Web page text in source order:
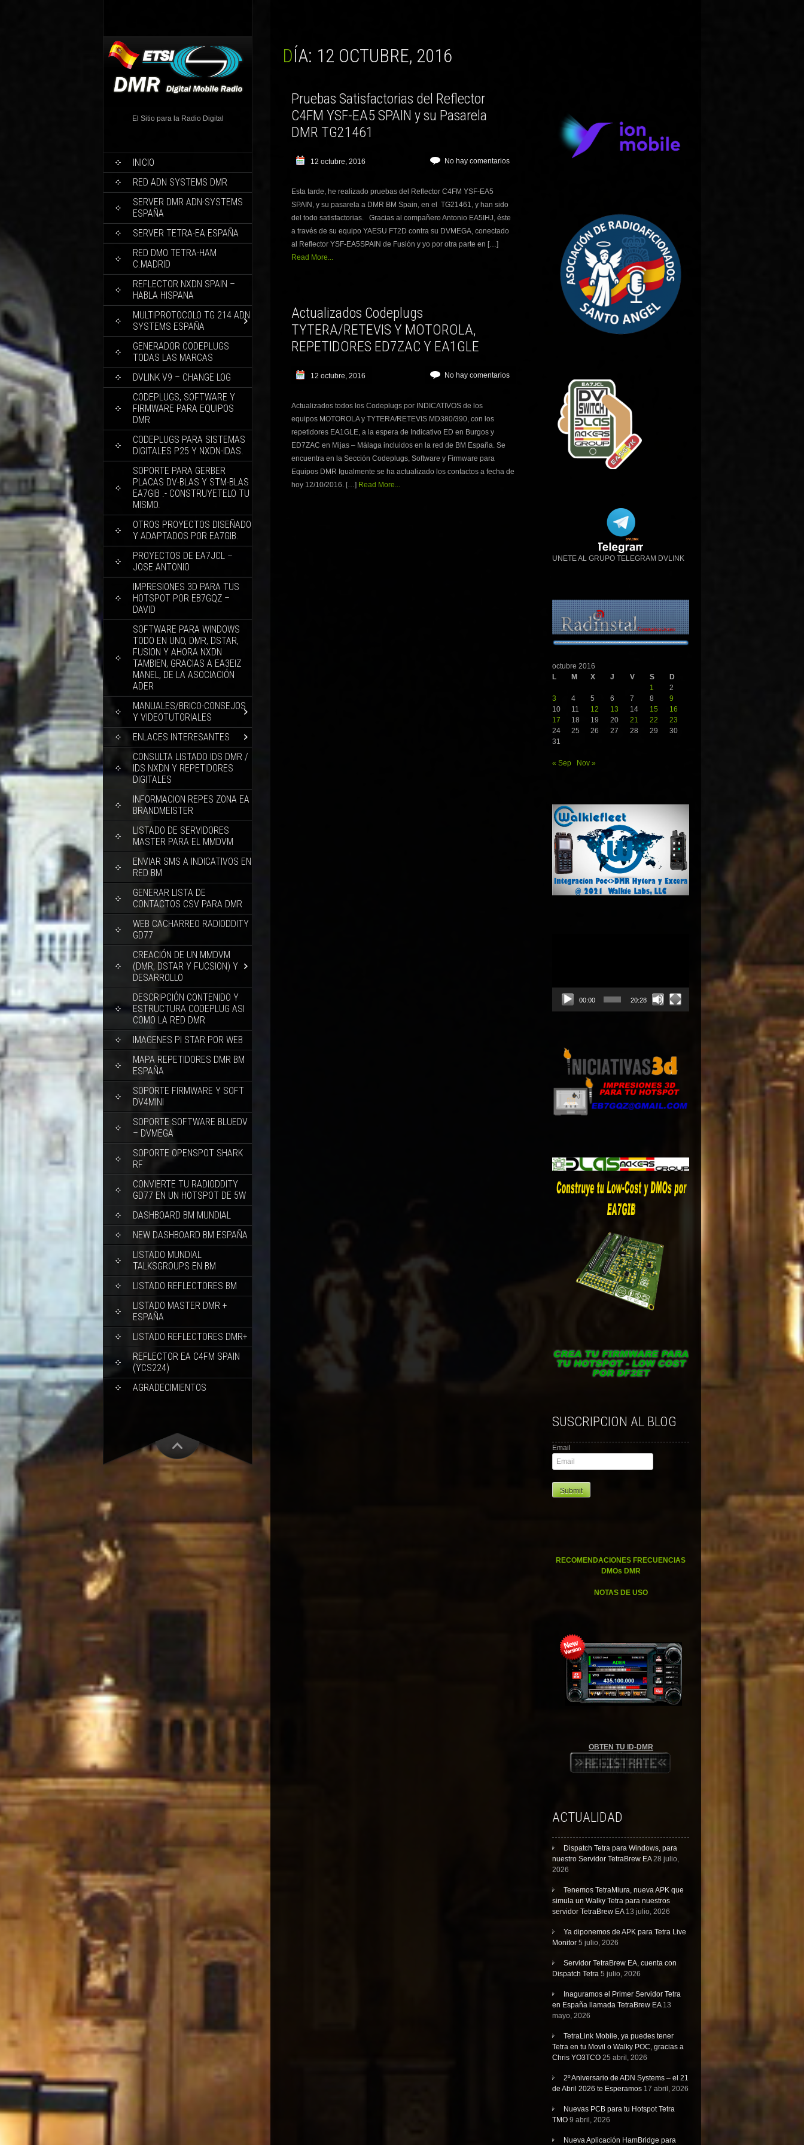
El Sitio para la Radio Digital
INICIO
RED ADN SYSTEMS DMR
SERVER DMR ADN-SYSTEMS
ESPAÑA
SERVER TETRA-EA ESPAÑA
RED DMO TETRA-HAM
C.MADRID
REFLECTOR NXDN SPAIN –
HABLA HISPANA
MULTIPROTOCOLO TG 214 ADN
SYSTEMS ESPAÑA
GENERADOR CODEPLUGS
TODAS LAS MARCAS
DVLINK V9 – CHANGE LOG
CODEPLUGS, SOFTWARE Y
FIRMWARE PARA EQUIPOS
DMR
CODEPLUGS PARA SISTEMAS
DIGITALES P25 Y NXDN-IDAS.
SOPORTE PARA GERBER
PLACAS DV-BLAS Y STM-BLAS
EA7GIB .- CONSTRUYETELO TU
MISMO.
OTROS PROYECTOS DISEÑADO
Y ADAPTADOS POR EA7GIB.
PROYECTOS DE EA7JCL –
JOSE ANTONIO
IMPRESIONES 3D PARA TUS
HOTSPOT POR EB7GQZ –
DAVID
SOFTWARE PARA WINDOWS
TODO EN UNO, DMR, DSTAR,
FUSION Y AHORA NXDN
TAMBIEN, GRACIAS A EA3EIZ
MANEL, DE LA ASOCIACIÓN
ADER
MANUALES/BRICO-CONSEJOS
Y VIDEOTUTORIALES
ENLACES INTERESANTES
CONSULTA LISTADO IDS DMR /
IDS NXDN Y REPETIDORES
DIGITALES
INFORMACION REPES ZONA EA
BRANDMEISTER
LISTADO DE SERVIDORES
MASTER PARA EL MMDVM
ENVIAR SMS A INDICATIVOS EN
RED BM
GENERAR LISTA DE
CONTACTOS CSV PARA DMR
WEB CACHARREO RADIODDITY
GD77
CREACIÓN DE UN MMDVM
(DMR, DSTAR Y FUCSION) Y
DESARROLLO
DESCRIPCIÓN CONTENIDO Y
ESTRUCTURA CODEPLUG ASI
COMO LA RED DMR
IMAGENES PI STAR POR WEB
MAPA REPETIDORES DMR BM
ESPAÑA
SOPORTE FIRMWARE Y SOFT
DV4MINI
SOPORTE SOFTWARE BLUEDV
– DVMEGA
SOPORTE OPENSPOT SHARK
RF
CONVIERTE TU RADIODDITY
GD77 EN UN HOTSPOT DE 5W
DASHBOARD BM MUNDIAL
NEW DASHBOARD BM ESPAÑA
LISTADO MUNDIAL
TALKSGROUPS EN BM
LISTADO REFLECTORES BM
LISTADO MASTER DMR +
ESPAÑA
LISTADO REFLECTORES DMR+
REFLECTOR EA C4FM SPAIN
(YCS224)
AGRADECIMIENTOS
DÍA: 12 OCTUBRE, 2016
Pruebas Satisfactorias del Reflector
C4FM YSF-EA5 SPAIN y su Pasarela
DMR TG21461
12 octubre, 2016 No hay comentarios
Esta tarde, he realizado pruebas del Reflector C4FM YSF-EA5
SPAIN, y su pasarela a DMR BM Spain, en el TG21461, y han sido
del todo satisfactorias. Gracias al compañero Antonio EA5IHJ, éste
a través de su equipo YAESU FT2D contra su DVMEGA, conectado
al Reflector YSF-EA5SPAIN de Fusión y yo por otra parte en […]
Read More...
Actualizados Codeplugs
TYTERA/RETEVIS Y MOTOROLA,
REPETIDORES ED7ZAC Y EA1GLE
12 octubre, 2016 No hay comentarios
Actualizados todos los Codeplugs por INDICATIVOS de los
equipos MOTOROLA y TYTERA/RETEVIS MD380/390, con los
repetidores EA1GLE, a la espera de Indicativo ED en Burgos y
ED7ZAC en Mijas – Málaga incluidos en la red de BM España. Se
encuentra en la Sección Codeplugs, Software y Firmware para
Equipos DMR Igualmente se ha actualizado los contactos a fecha de
hoy 12/10/2016. […] Read More...
UNETE AL GRUPO TELEGRAM DVLINK
octubre 2016
L
M X J V S
D
1
2
3
4 5 6 7 8
9
10
11 12 13 14 15
16
17
18 19 20 21 22
23
24
25 26 27 28 29
30
31
« Sep Nov »
00:00 20:28
SUSCRIPCION AL BLOG
Email
RECOMENDACIONES FRECUENCIAS
DMOs DMR
NOTAS DE USO
OBTEN TU ID-DMR
ACTUALIDAD
Dispatch Tetra para Windows, para
nuestro Servidor TetraBrew EA 28 julio,
2026
Tenemos TetraMiura, nueva APK que
simula un Walky Tetra para nuestros
servidor TetraBrew EA 13 julio, 2026
Ya diponemos de APK para Tetra Live
Monitor 5 julio, 2026
Servidor TetraBrew EA, cuenta con
Dispatch Tetra 5 julio, 2026
Inaguramos el Primer Servidor Tetra
en España llamada TetraBrew EA 13
mayo, 2026
TetraLink Mobile, ya puedes tener
Tetra en tu Movil o Walky POC, gracias a
Chris YO3TCO 25 abril, 2026
2º Aniversario de ADN Systems – el 21
de Abril 2026 te Esperamos 17 abril, 2026
Nuevas PCB para tu Hotspot Tetra
TMO 9 abril, 2026
Nueva Aplicación HamBridge para